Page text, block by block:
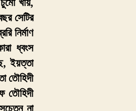
খায়,
সেটির
নির্মাণ
ধ্বংস
ইয়ত্তা
তৌহিদী
তৌহিদী